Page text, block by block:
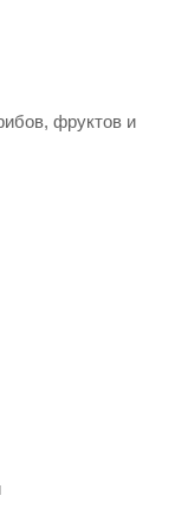
фруктов и